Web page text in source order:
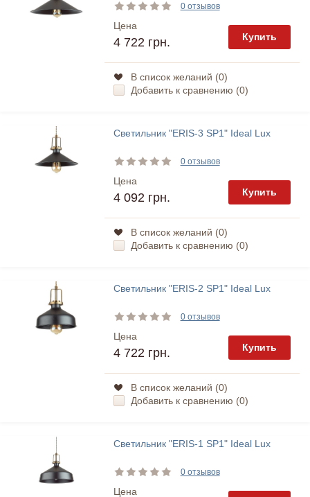
0 отзывов
Цена
4 722 грн. Купить
В список желаний (0)
Добавить к сравнению (0)
Светильник "ERIS-3 SP1" Ideal Lux
0 отзывов
Цена
4 092 грн. Купить
В список желаний (0)
Добавить к сравнению (0)
Светильник "ERIS-2 SP1" Ideal Lux
0 отзывов
Цена
4 722 грн. Купить
В список желаний (0)
Добавить к сравнению (0)
Светильник "ERIS-1 SP1" Ideal Lux
0 отзывов
Цена